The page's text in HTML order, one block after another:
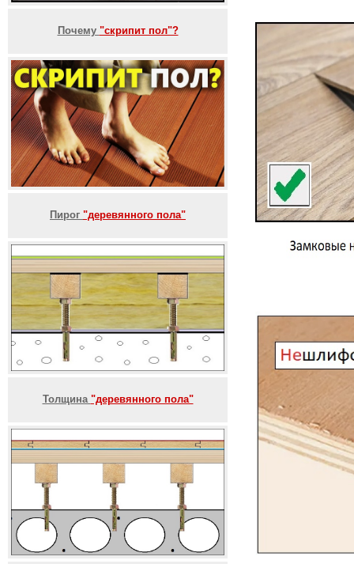
Почему "скрипит пол"?
Пирог "деревянного пола"
Толщина "деревянного пола"